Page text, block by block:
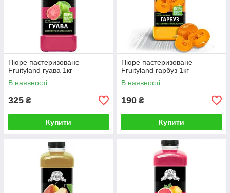
Пюре пастеризоване
Fruityland гуава 1кг
В наявності
325 ₴
Купити
Пюре пастеризоване
Fruityland гарбуз 1кг
В наявності
190 ₴
Купити